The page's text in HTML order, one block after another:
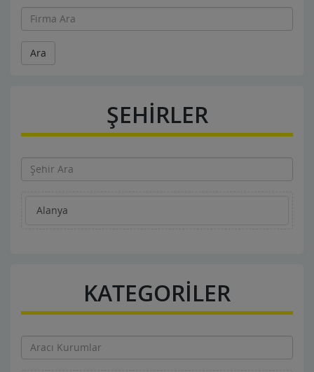
Ara
ŞEHİRLER
Alanya
KATEGORİLER